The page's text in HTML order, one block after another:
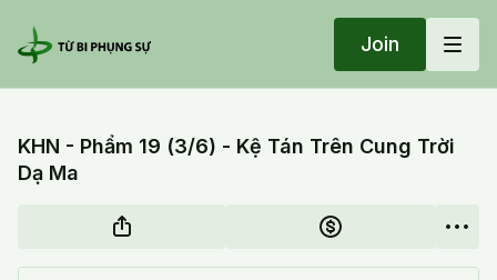
Join
KHN - Phẩm 19 (3/6) - Kệ Tán Trên Cung Trời
Dạ Ma